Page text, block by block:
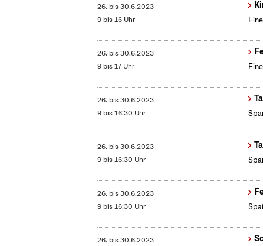
26. bis30.6.2023
9 bis 16 Uhr
26. bis30.6.2023
9 bis 17 Uhr
26. bis30.6.2023
9 bis 16:30 Uhr
26. bis30.6.2023
9 bis 16:30 Uhr
26. bis30.6.2023
9 bis 16:30 Uhr
26. bis30.6.2023